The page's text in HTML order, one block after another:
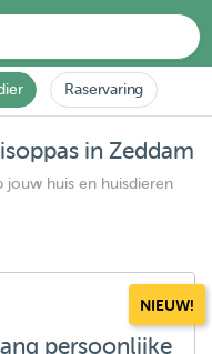
Raservaring
in Zeddam
jouw huis en huisdieren
NIEUW!
persoonlijke